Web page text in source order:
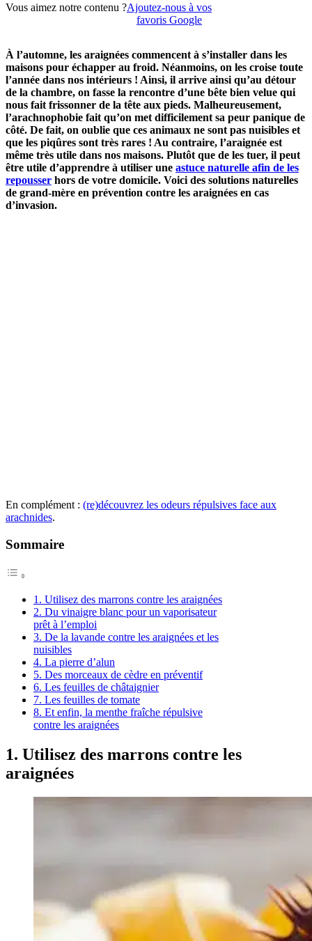
Vous aimez notre contenu ?Ajoutez-nous à vos
favoris Google
À l’automne, les araignées commencent à s’installer dans les
maisons pour échapper au froid. Néanmoins, on les croise toute
l’année dans nos intérieurs ! Ainsi, il arrive ainsi qu’au détour
de la chambre, on fasse la rencontre d’une bête bien velue qui
nous fait frissonner de la tête aux pieds. Malheureusement,
l’arachnophobie fait qu’on met difficilement sa peur panique de
côté. De fait, on oublie que ces animaux ne sont pas nuisibles et
que les piqûres sont très rares ! Au contraire, l’araignée est
même très utile dans nos maisons. Plutôt que de les tuer, il peut
être utile d’apprendre à utiliser une astuce naturelle afin de les
repousser hors de votre domicile. Voici des solutions naturelles
de grand-mère en prévention contre les araignées en cas
d’invasion.
En complément : (re)découvrez les odeurs répulsives face aux
arachnides.
Sommaire
1. Utilisez des marrons contre les araignées
2. Du vinaigre blanc pour un vaporisateur
prêt à l’emploi
3. De la lavande contre les araignées et les
nuisibles
4. La pierre d’alun
5. Des morceaux de cèdre en préventif
6. Les feuilles de châtaignier
7. Les feuilles de tomate
8. Et enfin, la menthe fraîche répulsive
contre les araignées
1. Utilisez des marrons contre les
araignées